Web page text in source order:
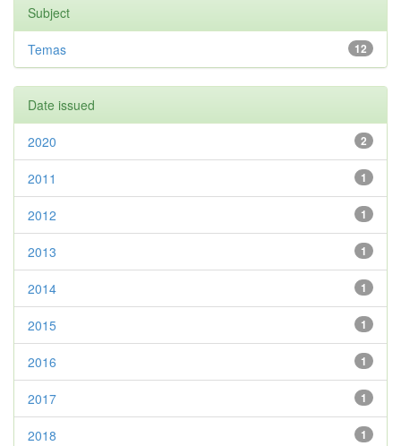
Subject
12
Temas
Date issued
2
2020
1
2011
1
2012
1
2013
1
2014
1
2015
1
2016
1
2017
1
2018